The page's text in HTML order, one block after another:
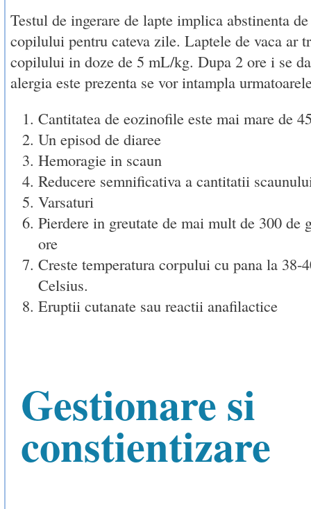
Testul de ingerare de lapte implica abstinenta
copilului pentru cateva zile. Laptele de vaca ar
copilului in doze de 5 mL/kg. Dupa 2 ore i se
alergia este prezenta se vor intampla
Cantitatea de eozinofile este mai mare de
Un episod de diaree
Hemoragie in scaun
Reducere semnificativa a cantitatii
Varsaturi
Pierdere in greutate de mai mult de 300 de
ore
Creste temperatura corpului cu pana la 38-
Celsius.
Eruptii cutanate sau reactii anafilactice
Gestionare si
constientizare